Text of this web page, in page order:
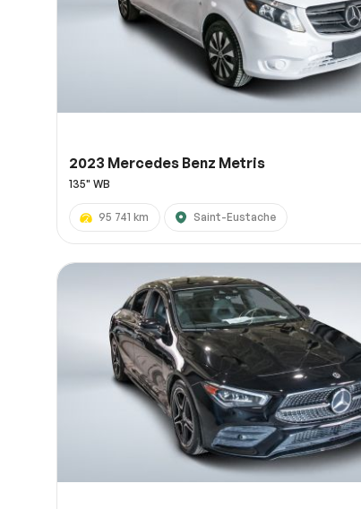
2023 Mercedes Benz Metris
135" WB
95 741 km Saint-Eustache